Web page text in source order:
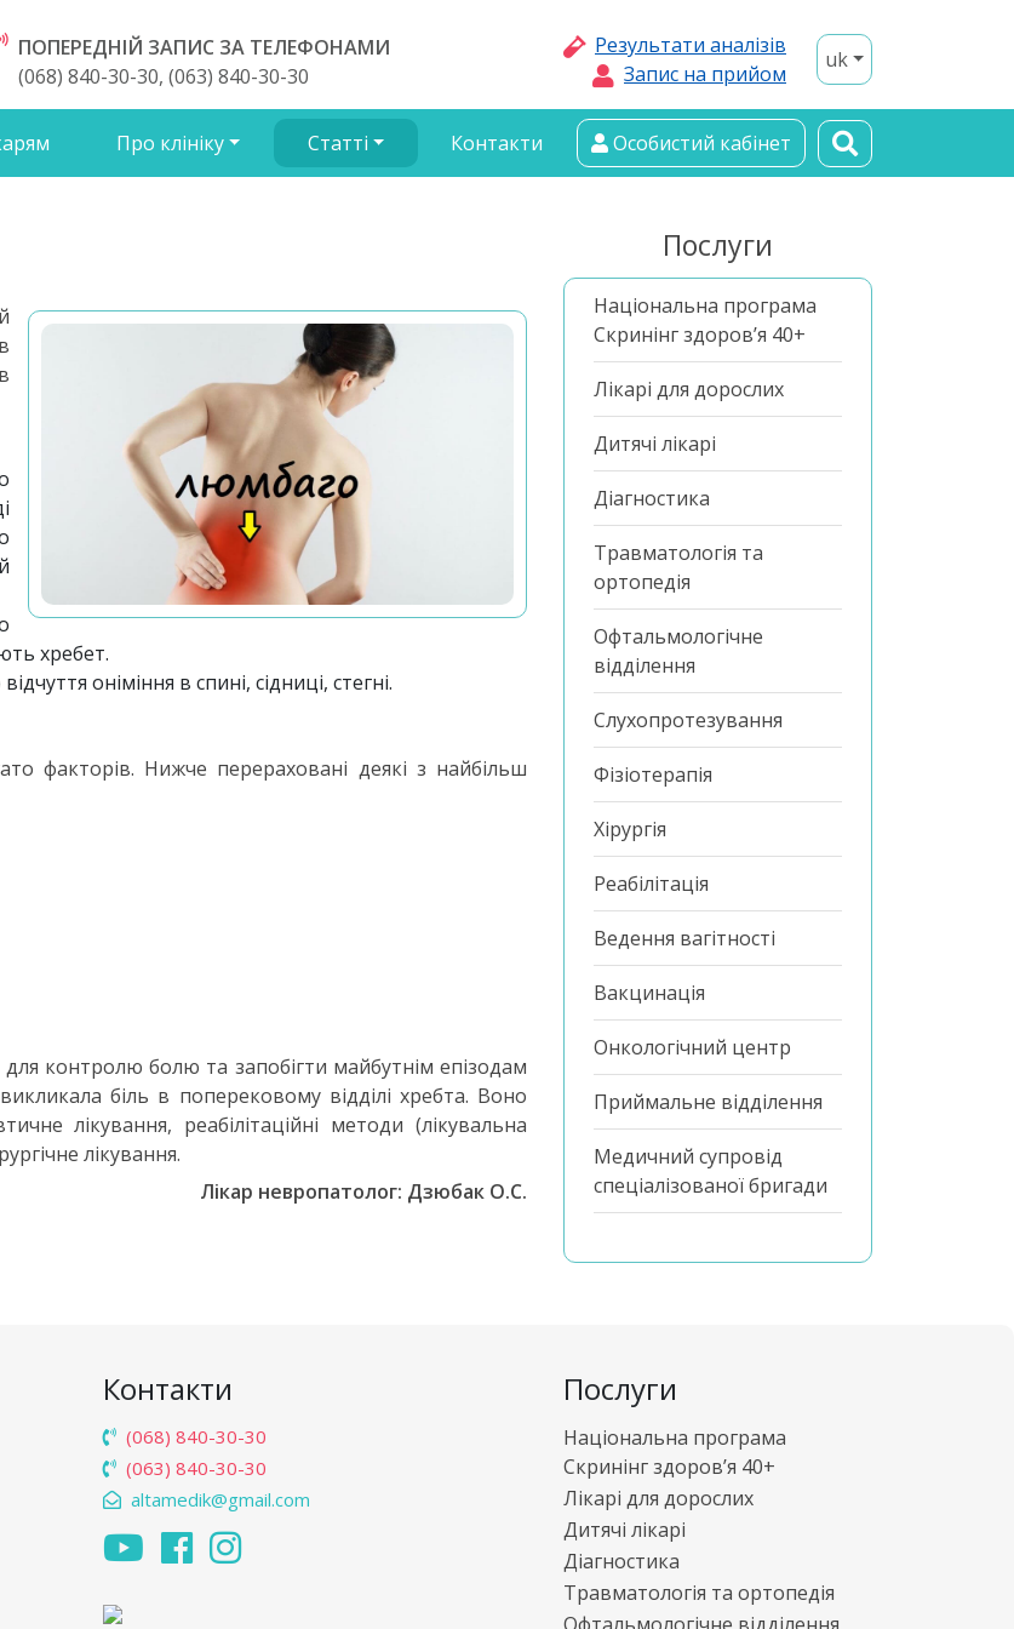
ПОПЕРЕДНІЙ ЗАПИС ЗА ТЕЛЕФОНАМИ
(068) 840-30-30, (063) 840-30-30
Результати аналізів
Запис на прийом
uk
Про клініку Статті Контакти Особистий кабінет
хребет.
оніміння в спині, сідниці, стегні.
факторів. Нижче перераховані деякі з найбільш
контролю болю та запобігти майбутнім епізодам
біль в поперековому відділі хребта. Воно
лікування, реабілітаційні методи (лікувальна
лікування.
Лікар невропатолог: Дзюбак О.С.
Послуги
Національна програма
Скринінг здоров’я 40+
Лікарі для дорослих
Дитячі лікарі
Діагностика
Травматологія та
ортопедія
Офтальмологічне
відділення
Слухопротезування
Фізіотерапія
Хірургія
Реабілітація
Ведення вагітності
Вакцинація
Онкологічний центр
Приймальне відділення
Медичний супровід
спеціалізованої бригади
Контакти
(068) 840-30-30
(063) 840-30-30
altamedik@gmail.com
Послуги
Національна програма
Скринінг здоров’я 40+
Лікарі для дорослих
Дитячі лікарі
Діагностика
Травматологія та ортопедія